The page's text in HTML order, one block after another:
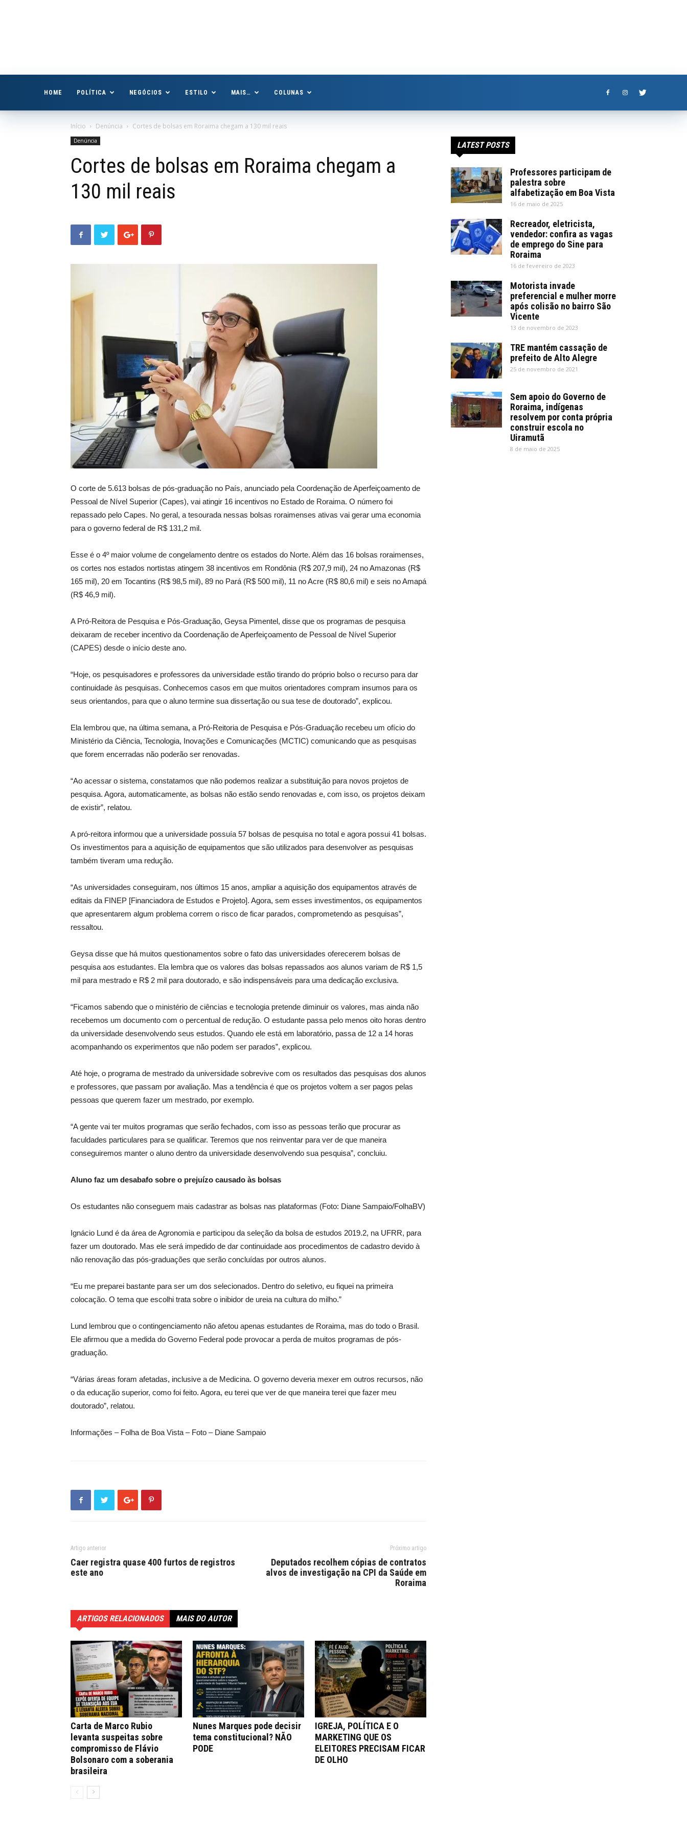
HOME POLÍTICA NEGÓCIOS ESTILO MAIS… COLUNAS
Início Denúncia Cortes de bolsas em Roraima chegam a 130 mil reais
Denúncia
Cortes de bolsas em Roraima chegam a
130 mil reais
O corte de 5.613 bolsas de pós-graduação no País, anunciado pela Coordenação de Aperfeiçoamento de
Pessoal de Nível Superior (Capes), vai atingir 16 incentivos no Estado de Roraima. O número foi
repassado pelo Capes. No geral, a tesourada nessas bolsas roraimenses ativas vai gerar uma economia
para o governo federal de R$ 131,2 mil.
Esse é o 4º maior volume de congelamento dentre os estados do Norte. Além das 16 bolsas roraimenses,
os cortes nos estados nortistas atingem 38 incentivos em Rondônia (R$ 207,9 mil), 24 no Amazonas (R$
165 mil), 20 em Tocantins (R$ 98,5 mil), 89 no Pará (R$ 500 mil), 11 no Acre (R$ 80,6 mil) e seis no Amapá
(R$ 46,9 mil).
A Pró-Reitora de Pesquisa e Pós-Graduação, Geysa Pimentel, disse que os programas de pesquisa
deixaram de receber incentivo da Coordenação de Aperfeiçoamento de Pessoal de Nível Superior
(CAPES) desde o início deste ano.
“Hoje, os pesquisadores e professores da universidade estão tirando do próprio bolso o recurso para dar
continuidade às pesquisas. Conhecemos casos em que muitos orientadores compram insumos para os
seus orientandos, para que o aluno termine sua dissertação ou sua tese de doutorado”, explicou.
Ela lembrou que, na última semana, a Pró-Reitoria de Pesquisa e Pós-Graduação recebeu um ofício do
Ministério da Ciência, Tecnologia, Inovações e Comunicações (MCTIC) comunicando que as pesquisas
que forem encerradas não poderão ser renovadas.
“Ao acessar o sistema, constatamos que não podemos realizar a substituição para novos projetos de
pesquisa. Agora, automaticamente, as bolsas não estão sendo renovadas e, com isso, os projetos deixam
de existir”, relatou.
A pró-reitora informou que a universidade possuía 57 bolsas de pesquisa no total e agora possui 41 bolsas.
Os investimentos para a aquisição de equipamentos que são utilizados para desenvolver as pesquisas
também tiveram uma redução.
“As universidades conseguiram, nos últimos 15 anos, ampliar a aquisição dos equipamentos através de
editais da FINEP [Financiadora de Estudos e Projeto]. Agora, sem esses investimentos, os equipamentos
que apresentarem algum problema correm o risco de ficar parados, comprometendo as pesquisas”,
ressaltou.
Geysa disse que há muitos questionamentos sobre o fato das universidades oferecerem bolsas de
pesquisa aos estudantes. Ela lembra que os valores das bolsas repassados aos alunos variam de R$ 1,5
mil para mestrado e R$ 2 mil para doutorado, e são indispensáveis para uma dedicação exclusiva.
“Ficamos sabendo que o ministério de ciências e tecnologia pretende diminuir os valores, mas ainda não
recebemos um documento com o percentual de redução. O estudante passa pelo menos oito horas dentro
da universidade desenvolvendo seus estudos. Quando ele está em laboratório, passa de 12 a 14 horas
acompanhando os experimentos que não podem ser parados”, explicou.
Até hoje, o programa de mestrado da universidade sobrevive com os resultados das pesquisas dos alunos
e professores, que passam por avaliação. Mas a tendência é que os projetos voltem a ser pagos pelas
pessoas que querem fazer um mestrado, por exemplo.
“A gente vai ter muitos programas que serão fechados, com isso as pessoas terão que procurar as
faculdades particulares para se qualificar. Teremos que nos reinventar para ver de que maneira
conseguiremos manter o aluno dentro da universidade desenvolvendo sua pesquisa”, concluiu.
Aluno faz um desabafo sobre o prejuízo causado às bolsas
Os estudantes não conseguem mais cadastrar as bolsas nas plataformas (Foto: Diane Sampaio/FolhaBV)
Ignácio Lund é da área de Agronomia e participou da seleção da bolsa de estudos 2019.2, na UFRR, para
fazer um doutorado. Mas ele será impedido de dar continuidade aos procedimentos de cadastro devido à
não renovação das pós-graduações que serão concluídas por outros alunos.
“Eu me preparei bastante para ser um dos selecionados. Dentro do seletivo, eu fiquei na primeira
colocação. O tema que escolhi trata sobre o inibidor de ureia na cultura do milho.”
Lund lembrou que o contingenciamento não afetou apenas estudantes de Roraima, mas do todo o Brasil.
Ele afirmou que a medida do Governo Federal pode provocar a perda de muitos programas de pós-
graduação.
“Várias áreas foram afetadas, inclusive a de Medicina. O governo deveria mexer em outros recursos, não
o da educação superior, como foi feito. Agora, eu terei que ver de que maneira terei que fazer meu
doutorado”, relatou.
Informações – Folha de Boa Vista – Foto – Diane Sampaio
Artigo anterior
Caer registra quase 400 furtos de registros
este ano
Próximo artigo
Deputados recolhem cópias de contratos
alvos de investigação na CPI da Saúde em
Roraima
ARTIGOS RELACIONADOS MAIS DO AUTOR
Carta de Marco Rubio
levanta suspeitas sobre
compromisso de Flávio
Bolsonaro com a soberania
brasileira
Nunes Marques pode decisir
tema constitucional? NÃO
PODE
IGREJA, POLÍTICA E O
MARKETING QUE OS
ELEITORES PRECISAM FICAR
DE OLHO
LATEST POSTS
Professores participam de
palestra sobre
alfabetização em Boa Vista
16 de maio de 2025
Recreador, eletricista,
vendedor: confira as vagas
de emprego do Sine para
Roraima
16 de fevereiro de 2023
Motorista invade
preferencial e mulher morre
após colisão no bairro São
Vicente
13 de novembro de 2023
TRE mantém cassação de
prefeito de Alto Alegre
25 de novembro de 2021
Sem apoio do Governo de
Roraima, indígenas
resolvem por conta própria
construir escola no
Uiramutã
8 de maio de 2025